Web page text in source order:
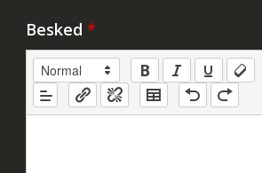
Besked *